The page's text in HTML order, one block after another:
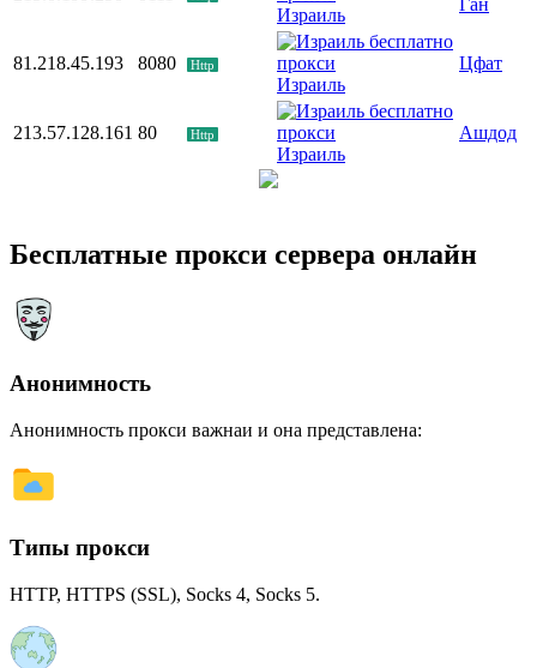
Израиль
Ган
81.218.45.193 8080 Http
Израиль
Цфат
213.57.128.161 80 Http
Израиль
Ашдод
Бесплатные прокси сервера онлайн
Анонимность
Анонимность прокси важнаи и она представлена:
Типы прокси
HTTP, HTTPS (SSL), Socks 4, Socks 5.